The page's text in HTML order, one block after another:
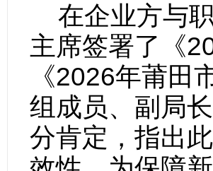
在企业方与
主席签署了《
《2026年莆田
组成员、副局
分肯定，指出